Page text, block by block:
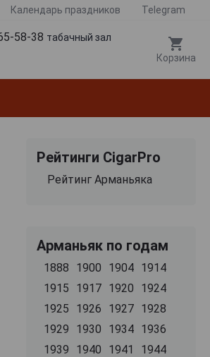
Календарь праздников Telegram
58-38 табачный зал
Корзина
Рейтинги CigarPro
Рейтинг Арманьяка
Арманьяк по годам
1888 1900 1904 1914
1915
1917 1920
1924
1925
1926 1927 1928
1929
1930 1934 1936
1939
1940 1941
1944